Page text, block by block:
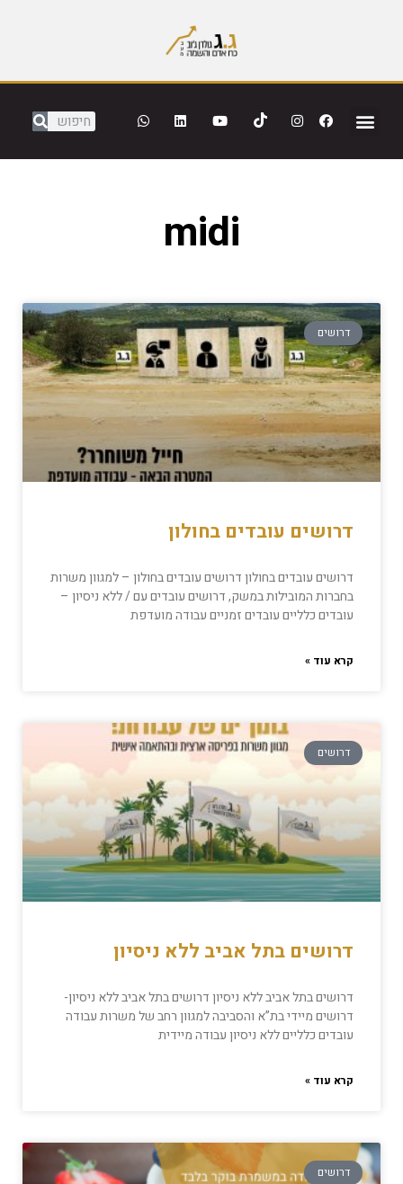
midi
דרושים
דרושים עובדים בחולון
דרושים עובדים בחולון דרושים עובדים בחולון – למגוון משרות
בחברות המובילות במשק, דרושים עובדים עם / ללא ניסיון –
עובדים כלליים עובדים זמניים עבודה מועדפת
קרא עוד »
דרושים
דרושים בתל אביב ללא ניסיון
דרושים בתל אביב ללא ניסיון דרושים בתל אביב ללא ניסיון-
דרושים מיידי בת”א והסביבה למגוון רחב של משרות עבודה
עובדים כלליים ללא ניסיון עבודה מיידית
קרא עוד »
דרושים